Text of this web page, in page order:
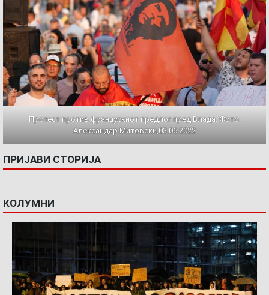
Протест против францускиот предлог пред Влада. Фото:
Александар Митовски,03.06.2022
ПРИЈАВИ СТОРИЈА
КОЛУМНИ